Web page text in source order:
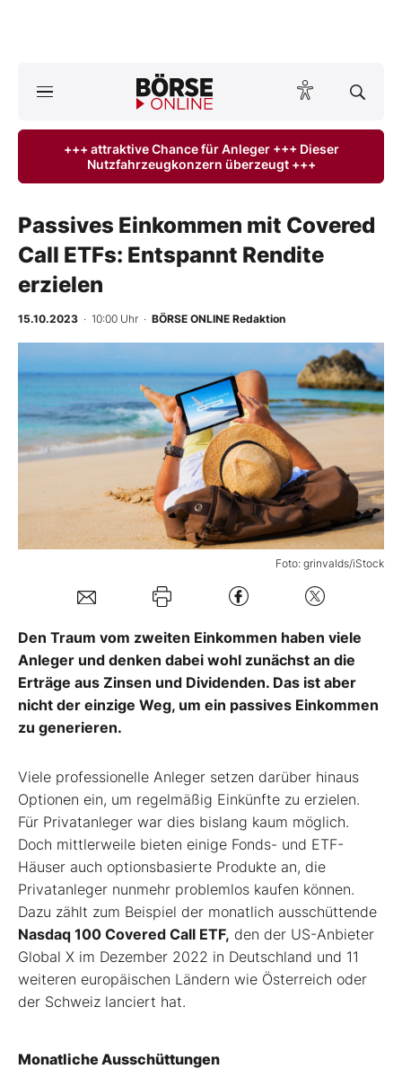
ktuelle Ausgabe BÖRSE ONLINE lesen
Anlageprodukte
Finanz-Check
BO-Musterdepots
Experten
Mein B:O
Mein Konto
+++ attraktive Chance für Anleger +++ Dieser
Nutzfahrzeugkonzern überzeugt +++
Passives Einkommen mit Covered
Call ETFs: Entspannt Rendite
erzielen
15.10.2023 · 10:00 Uhr · BÖRSE ONLINE Redaktion
Foto: grinvalds/iStock
Den Traum vom zweiten Einkommen haben viele
Anleger und denken dabei wohl zunächst an die
Erträge aus Zinsen und Dividenden. Das ist aber
nicht der einzige Weg, um ein passives Einkommen
zu generieren.
Viele professionelle Anleger setzen darüber hinaus
Optionen ein, um regelmäßig Einkünfte zu erzielen.
Für Privatanleger war dies bislang kaum möglich.
Doch mittlerweile bieten einige Fonds- und ETF-
Häuser auch optionsbasierte Produkte an, die
Privatanleger nunmehr problemlos kaufen können.
Dazu zählt zum Beispiel der monatlich ausschüttende
Nasdaq 100 Covered Call ETF, den der US-Anbieter
Global X im Dezember 2022 in Deutschland und 11
weiteren europäischen Ländern wie Österreich oder
der Schweiz lanciert hat.
Monatliche Ausschüttungen